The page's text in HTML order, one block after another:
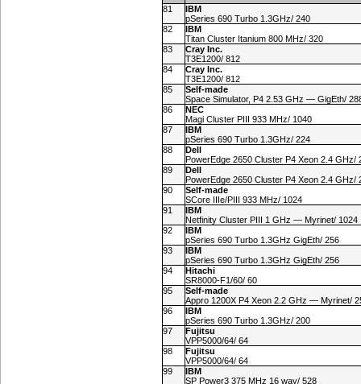
81
IBM
pSeries 690 Turbo 1.3GHz/ 240
82
IBM
Titan Cluster Itanium 800 MHz/ 320
83
Cray Inc.
T3E1200/ 812
84
Cray Inc.
T3E1200/ 812
85
Self-made
Space Simulator, P4 2.53 GHz — GigEth/
86
NEC
Magi Cluster PIII 933 MHz/ 1040
87
IBM
pSeries 690 Turbo 1.3GHz/ 224
88
Dell
PowerEdge 2650 Cluster P4 Xeon 2.4 GHz/
89
Dell
PowerEdge 2650 Cluster P4 Xeon 2.4 GHz/
90
Self-made
SCore IIIe/PIII 933 MHz/ 1024
91
IBM
Netfinity Cluster PIII 1 GHz — Myrinet/ 1024
92
IBM
pSeries 690 Turbo 1.3GHz GigEth/ 256
93
IBM
pSeries 690 Turbo 1.3GHz GigEth/ 256
94
Hitachi
SR8000-F1 /60/ 60
95
Self-made
Appro 1200X P4 Xeon 2.2 GHz — Myrinet/
96
IBM
pSeries 690 Turbo 1.3GHz/ 200
97
Fujitsu
VPP5000/64/ 64
98
Fujitsu
VPP5000/64/ 64
99
IBM
SP Power3 375 MHz 16 way/ 528